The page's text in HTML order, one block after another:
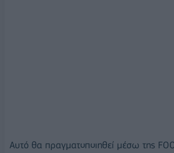
Αυτό θα πραγματοποιηθεί μέσω της